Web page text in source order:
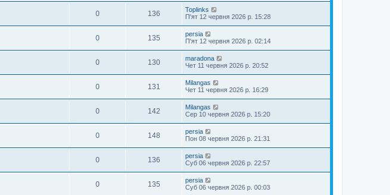
0 136
Toplinks
П'ят 12 червня 2026 р. 15:28
0 135
persia
П'ят 12 червня 2026 р. 02:14
0 130
maradona
Чет 11 червня 2026 р. 20:52
0 131
Milangas
Чет 11 червня 2026 р. 16:29
0 142
Milangas
Сер 10 червня 2026 р. 15:20
0 148
persia
Пон 08 червня 2026 р. 21:31
0 136
persia
Суб 06 червня 2026 р. 22:57
0 135
persia
Суб 06 червня 2026 р. 00:03